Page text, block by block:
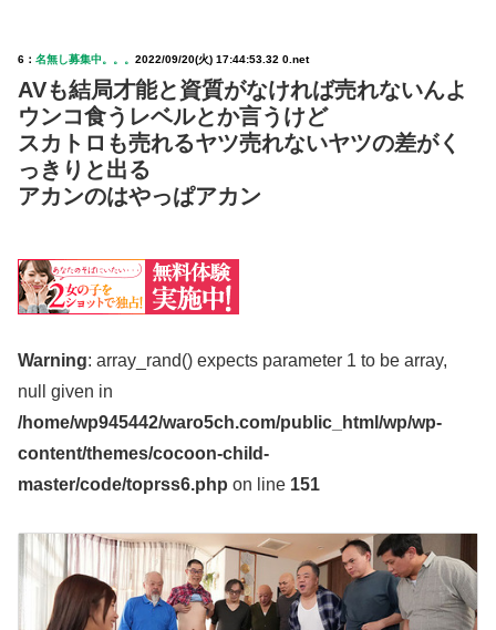
6： 名無し募集中。。。 2022/09/20(火) 17:44:53.32 0.net
AVも結局才能と資質がなければ売れないんよ
ウンコ食うレベルとか言うけど
スカトロも売れるヤツ売れないヤツの差がく
っきりと出る
アカンのはやっぱアカン
Warning: array_rand() expects parameter 1 to be array,
null given in
/home/wp945442/waro5ch.com/public_html/wp/wp-
content/themes/cocoon-child-
master/code/toprss6.php on line 151